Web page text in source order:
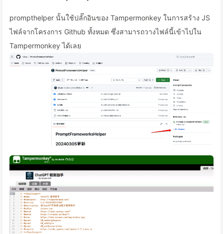
prompthelper นั้นใช้ปลั๊กอินของ Tampermonkey ในการสร้าง JS
ไฟล์จากโครงการ Github ทั้งหมด ซึ่งสามารถวางไฟล์นี้เข้าไปใน
Tampermonkey ได้เลย